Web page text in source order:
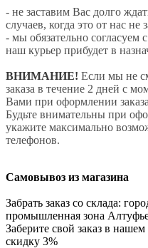
- не заставим Вас долго
случаев, когда это от нас не
- мы обязательно согласуем
наш курьер прибудет в
ВНИМАНИЕ! Если мы не
заказа в течение 2 дней с
Вами при оформлении
Будьте внимательны при
укажите максимально
телефонов.
Самовывоз из магазина
Забрать заказ со склада:
промышленная зона
Заберите свой заказ в
скидку 3%